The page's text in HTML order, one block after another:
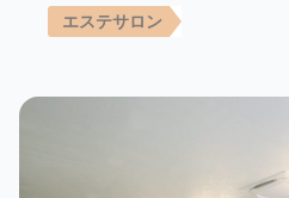
エステサロン